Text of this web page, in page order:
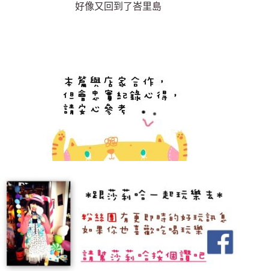
好像又回到了峇里島